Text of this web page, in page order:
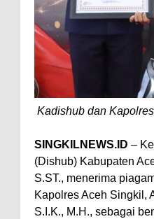
Kadishub dan
SINGKILNEWS.ID –
(Dishub) Kabupaten
S.ST., menerima
Kapolres Aceh Singkil,
S.I.K., M.H., sebagai